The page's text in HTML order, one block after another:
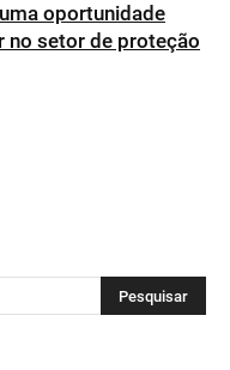
oportunidade
no setor de proteção